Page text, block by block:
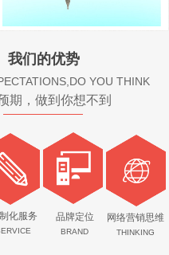
我们的优势
YOU THINK
期，做到你想不到
化服务 品牌定位
BRAND
网络营销思维
THINKING